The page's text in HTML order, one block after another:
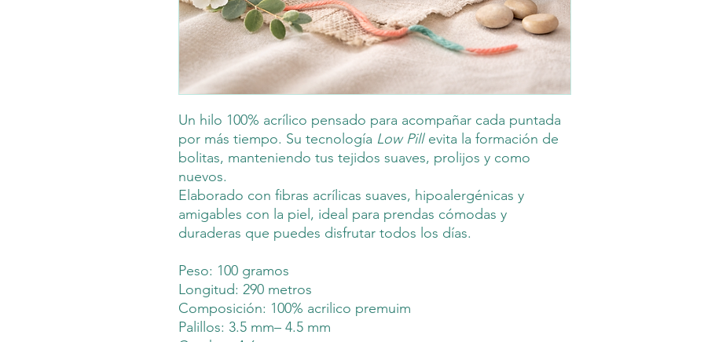
Un hilo 100% acrílico pensado para acompañar cada puntada
por más tiempo. Su tecnología Low Pillevita la formación de
bolitas, manteniendo tus tejidos suaves, prolijos y como
nuevos.
Elaborado con fibras acrílicas suaves, hipoalergénicas y
amigables con la piel, ideal para prendas cómodas y
duraderas que puedes disfrutar todos los días.
Peso: 100 gramos
Longitud: 290 metros
Composición: 100% acrilico premuim
Palillos: 3.5 mm– 4.5 mm